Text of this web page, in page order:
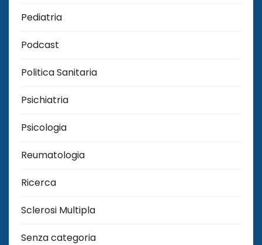
Pediatria
Podcast
Politica Sanitaria
Psichiatria
Psicologia
Reumatologia
Ricerca
Sclerosi Multipla
Senza categoria